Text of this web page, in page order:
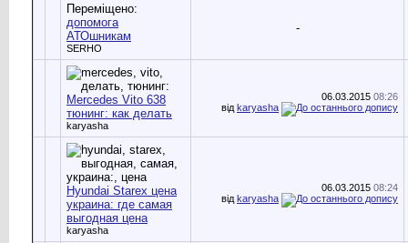
Переміщено:
допомога
АТОшникам
SERHO
-
Mercedes Vito 638
тюнинг: как делать
karyasha
06.03.2015 08:26
від karyasha
Hyundai Starex цена
украина: где самая
выгодная цена
karyasha
06.03.2015 08:24
від karyasha